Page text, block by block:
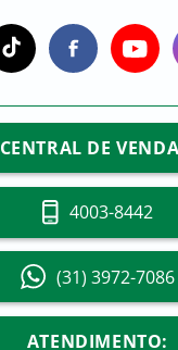
CENTRAL DE
4003-8442
(31) 3972-7086
ATENDIMENTO: